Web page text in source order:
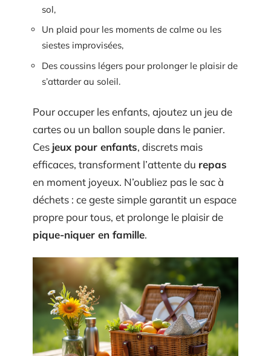
sol,
Un plaid pour les moments de calme ou les
siestes improvisées,
Des coussins légers pour prolonger le plaisir de
s’attarder au soleil.
Pour occuper les enfants, ajoutez un jeu de
cartes ou un ballon souple dans le panier.
Ces jeux pour enfants, discrets mais
efficaces, transforment l’attente du repas
en moment joyeux. N’oubliez pas le sac à
déchets : ce geste simple garantit un espace
propre pour tous, et prolonge le plaisir de
pique-niquer en famille.